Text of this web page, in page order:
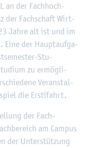
an der Fach­hoch­
der Fach­schaft Wirt­
Jahre alt ist und im
Eine der Haupt­auf­ga­
Stu­
zu er­mög­li­
Ver­an­stal­
die Er­sti­fahrt.
der Fach­
am Cam­pus
der Un­ter­stüt­zung